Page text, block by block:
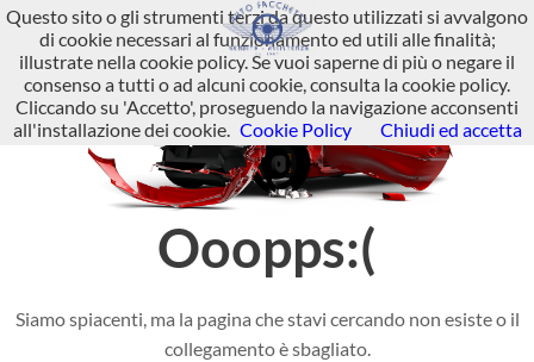
Ooopps:(
Siamo spiacenti, ma la pagina che stavi cercando non esiste o il
collegamento è sbagliato.
Questo sito o gli strumenti terzi da questo utilizzati si avvalgono
di cookie necessari al funzionamento ed utili alle finalità;
illustrate nella cookie policy. Se vuoi saperne di più o negare il
consenso a tutti o ad alcuni cookie, consulta la cookie policy.
Cliccando su 'Accetto', proseguendo la navigazione acconsenti
all'installazione dei cookie. Cookie Policy Chiudi ed accetta